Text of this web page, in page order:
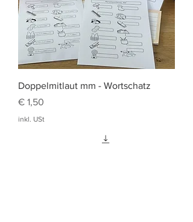
Doppelmitlaut mm - Wortschatz
Preis
€ 1,50
inkl. USt